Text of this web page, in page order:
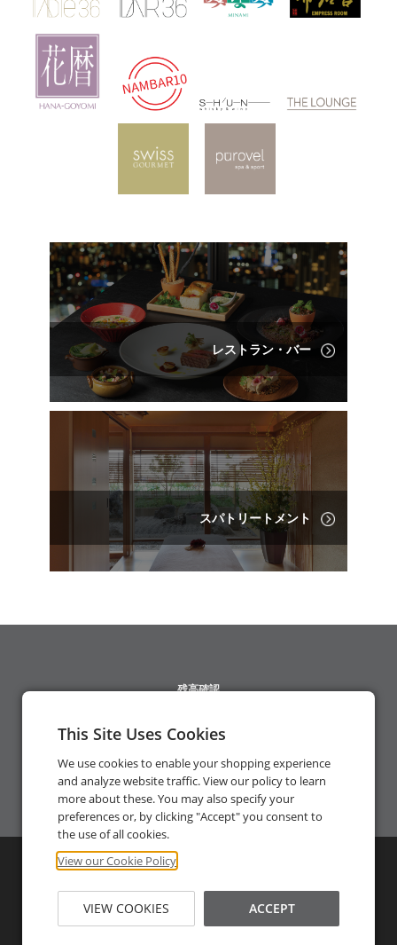
レストラン・バー
スパトリートメント
残高確認
お問い合わせ +81 6 6646 1111
©2026スイスホテル南海大阪
プライバシーポリシー FAQ ご利用条件
This Site Uses Cookies
We use cookies to enable your shopping experience
and analyze website traffic. View our policy to learn
more about these. You may also specify your
preferences or, by clicking "Accept" you consent to
the use of all cookies.
View our Cookie Policy
VIEW COOKIES ACCEPT